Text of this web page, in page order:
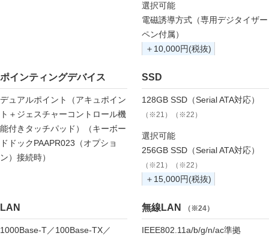
選択可能
電磁誘導方式（専用デジタイザー
ペン付属）
＋10,000円(税抜)
ポインティングデバイス
デュアルポイント（アキュポイン
ト＋ジェスチャーコントロール機
能付きタッチパッド）（キーボー
ドドックPAAPR023（オプショ
ン）接続時）
SSD
128GB SSD（Serial ATA対応）
（※21）（※22）
選択可能
256GB SSD（Serial ATA対応）
（※21）（※22）
＋15,000円(税抜)
LAN
1000Base-T／100Base-TX／
無線LAN （※24）
IEEE802.11a/b/g/n/ac準拠